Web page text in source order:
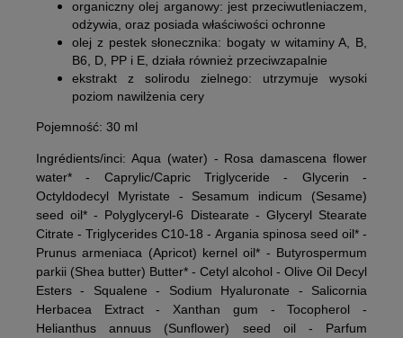
organiczny olej arganowy: jest przeciwutleniaczem,
odżywia, oraz posiada właściwości ochronne
olej z pestek słonecznika: bogaty w witaminy A, B,
B6, D, PP i E, działa również przeciwzapalnie
ekstrakt z solirodu zielnego: utrzymuje wysoki
poziom nawilżenia cery
Pojemność: 30 ml
Ingrédients/inci: Aqua (water) - Rosa damascena flower
water* - Caprylic/Capric Triglyceride - Glycerin -
Octyldodecyl Myristate - Sesamum indicum (Sesame)
seed oil* - Polyglyceryl-6 Distearate - Glyceryl Stearate
Citrate - Triglycerides C10-18 - Argania spinosa seed oil* -
Prunus armeniaca (Apricot) kernel oil* - Butyrospermum
parkii (Shea butter) Butter* - Cetyl alcohol - Olive Oil Decyl
Esters - Squalene - Sodium Hyaluronate - Salicornia
Herbacea Extract - Xanthan gum - Tocopherol -
Helianthus annuus (Sunflower) seed oil - Parfum